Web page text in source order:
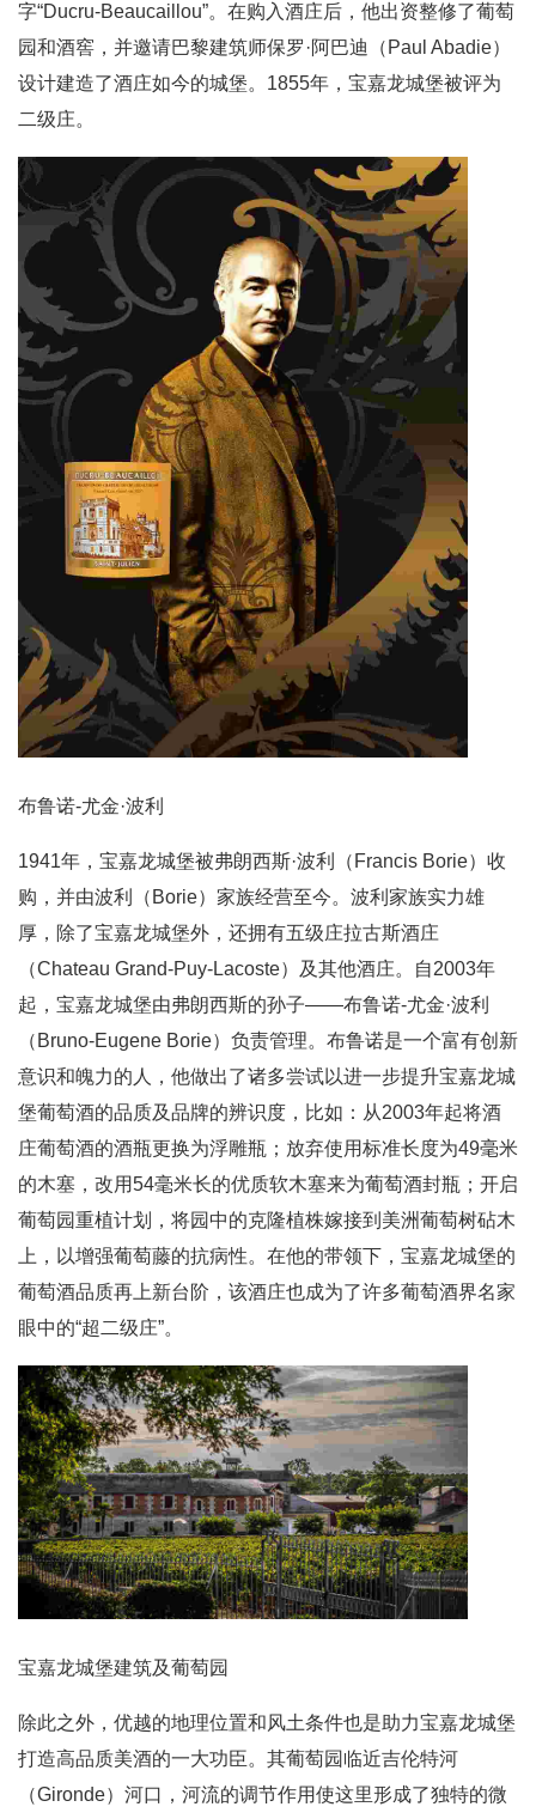
字“Ducru-Beaucaillou”。在购入酒庄后，他出资整修了葡萄
园和酒窖，并邀请巴黎建筑师保罗·阿巴迪（Paul Abadie）
设计建造了酒庄如今的城堡。1855年，宝嘉龙城堡被评为
二级庄。
布鲁诺-尤金·波利
1941年，宝嘉龙城堡被弗朗西斯·波利（Francis Borie）收
购，并由波利（Borie）家族经营至今。波利家族实力雄
厚，除了宝嘉龙城堡外，还拥有五级庄拉古斯酒庄
（Chateau Grand-Puy-Lacoste）及其他酒庄。自2003年
起，宝嘉龙城堡由弗朗西斯的孙子——布鲁诺-尤金·波利
（Bruno-Eugene Borie）负责管理。布鲁诺是一个富有创新
意识和魄力的人，他做出了诸多尝试以进一步提升宝嘉龙城
堡葡萄酒的品质及品牌的辨识度，比如：从2003年起将酒
庄葡萄酒的酒瓶更换为浮雕瓶；放弃使用标准长度为49毫米
的木塞，改用54毫米长的优质软木塞来为葡萄酒封瓶；开启
葡萄园重植计划，将园中的克隆植株嫁接到美洲葡萄树砧木
上，以增强葡萄藤的抗病性。在他的带领下，宝嘉龙城堡的
葡萄酒品质再上新台阶，该酒庄也成为了许多葡萄酒界名家
眼中的“超二级庄”。
宝嘉龙城堡建筑及葡萄园
除此之外，优越的地理位置和风土条件也是助力宝嘉龙城堡
打造高品质美酒的一大功臣。其葡萄园临近吉伦特河
（Gironde）河口，河流的调节作用使这里形成了独特的微